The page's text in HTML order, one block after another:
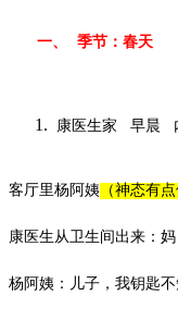
一、 季节：春天
康医生家 早晨
客厅里杨阿姨 （神态有
康医生从卫生间出来：妈
杨阿姨：儿子，我钥匙